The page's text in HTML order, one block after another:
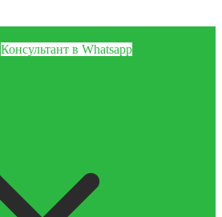
Консультант в Whatsapp